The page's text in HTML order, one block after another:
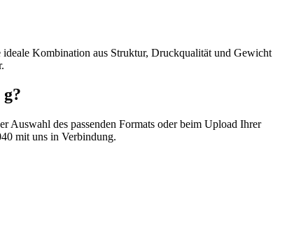
Kombination aus Struktur, Druckqualität und Gewicht
Auswahl des passenden Formats oder beim Upload Ihrer
mit uns in Verbindung.